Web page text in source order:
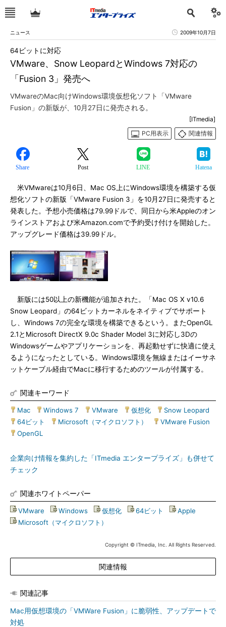
ニュース 2009年10月7日
VMware、Snow LeopardとWindows 7対応の
「Fusion 3」発売へ
64ビットに対応
VMwareのMac向けWindows環境仮想化ソフト「VMware
Fusion」の新版が、10月27日に発売される。
[ITmedia]
PC用表示
関連情報
Share Post LINE Hatena
米VMwareは10月6日、Mac OS上にWindows環境を構築する仮
想化ソフトの新版「VMware Fusion 3」を10月27日に発売すると
発表した。予想小売価格は79.99ドルで、同日から米Appleのオン
ラインストアおよび米Amazon.comで予約受け付けを開始した。
アップグレード価格は39.99ドル。
新版には50以上の新機能が追加された。「Mac OS X v10.6
Snow Leopard」の64ビットカーネルをネイティブでサポート
し、Windows 7の完全な環境を構築できるという。またOpenGL
2.1とMicrosoft DirectX 9.0c Shader Model 3に対応し3Dの
Windowsゲームやアプリケーションを、再起動せずに快適に使え
るようになったとしている。Windows環境を無線またはイーサネ
ットケーブル経由でMacに移行するためのツールが付属する。
関連キーワード
Mac Windows 7 VMware 仮想化 Snow Leopard
64ビット
Microsoft（マイクロソフト） VMware Fusion
OpenGL
企業向け情報を集約した「ITmedia エンタープライズ」も併せて
チェック
関連ホワイトペーパー
VMware Windows 仮想化 64ビット Apple
Microsoft（マイクロソフト）
Copyright © ITmedia, Inc. All Rights Reserved.
関連情報
関連記事
Mac用仮想環境の「VMWare Fusion」に脆弱性、アップデートで
対処